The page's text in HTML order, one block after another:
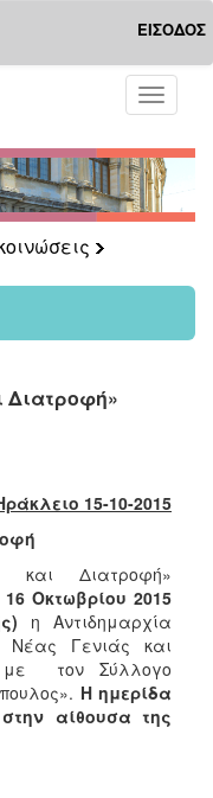
ΕΙΣΟΔΟΣ
Toggle
Διατροφή»
15-10-2015
Διατροφή»
Οκτωβρίου 2015
η Αντιδημαρχία
Νέας Γενιάς και
με τον Σύλλογο
Η ημερίδα
αίθουσα της